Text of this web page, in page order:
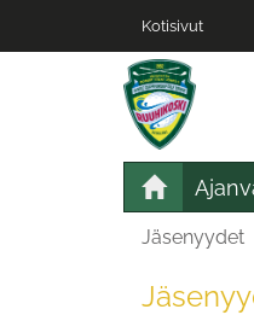
Kotisivut
Jäsenyydet